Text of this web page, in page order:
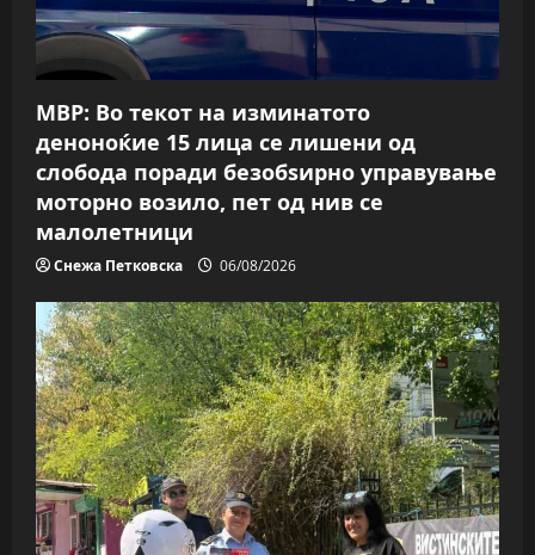
МВР: Во текот на изминатото
деноноќие 15 лица се лишени од
слобода поради безобѕирно управување
моторно возило, пет од нив се
малолетници
Снежа Петковска 06/08/2026